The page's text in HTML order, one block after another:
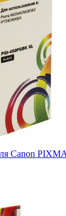
Canon